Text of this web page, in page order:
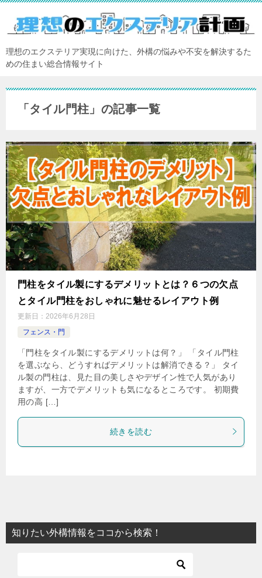
理想のエクステリア実現に向けた、外構の悩みや不安を解決するた
めの住まい総合情報サイト
「タイル門柱」の記事一覧
門柱をタイル製にするデメリットとは？６つの欠点
とタイル門柱をおしゃれに魅せるレイアウト例
更新日： 2026年6月28日
フェンス・門
「門柱をタイル製にするデメリットは何？」 「タイル門柱
を選ぶなら、どうすればデメリットは解消できる？」 タイ
ル製の門柱は、見た目の美しさやデザイン性で人気があり
ますが、一方でデメリットも気になるところです。 初期費
用の高 […]
続きを読む
知りたい外構情報をココから検索！